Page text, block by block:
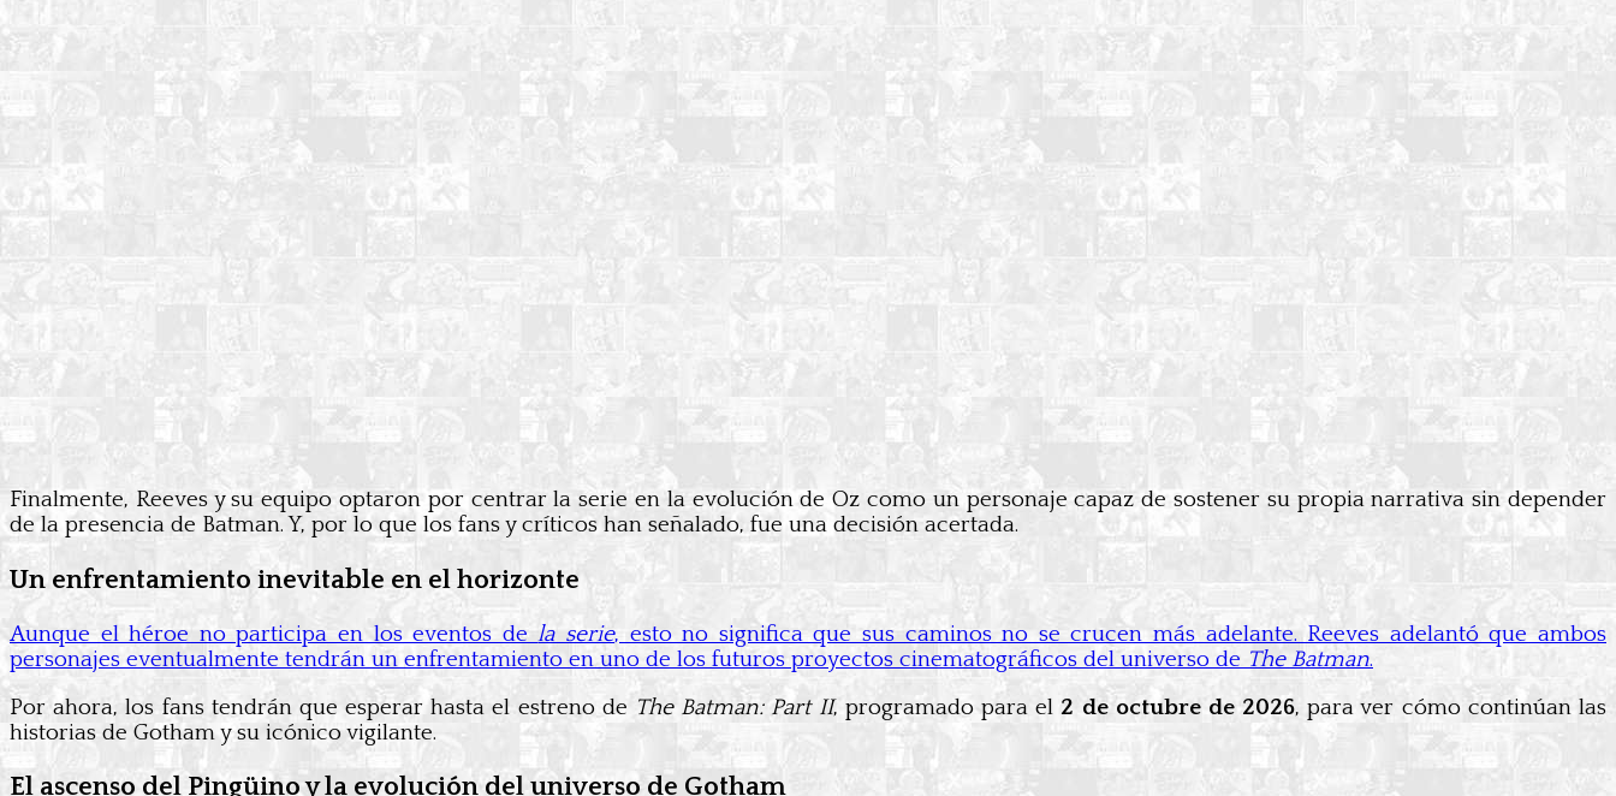
Finalmente, Reeves y su equipo optaron por centrar la serie en la evolución de Oz como un personaje capaz de sostener su propia narrativa sin depender
de la presencia de Batman. Y, por lo que los fans y críticos han señalado, fue una decisión acertada.
Un enfrentamiento inevitable en el horizonte
Aunque el héroe no participa en los eventos dela serie, esto no significa que sus caminos no se crucen más adelante. Reeves adelantó que ambos
personajes eventualmente tendrán un enfrentamiento en uno de los futuros proyectos cinematográficos del universo de The Batman.
Por ahora, los fans tendrán que esperar hasta el estreno de The Batman: Part II, programado para el2 de octubre de 2026, para ver cómo continúan las
historias de Gotham y su icónico vigilante.
El ascenso del Pingüino y la evolución del universo de Gotham